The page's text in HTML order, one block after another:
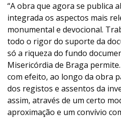
“A obra que agora se publica
integrada os aspectos mais
monumental e devocional.
todo o rigor do suporte da
só a riqueza do fundo
Misericórdia de Braga
com efeito, ao longo da obra
dos registos e assentos da
assim, através de um certo
aproximação e um convívio